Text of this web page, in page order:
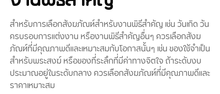
สำหรับการเลือกสังฆภัณฑ์สำหรับงานพิธีสำคัญ เช่น วันเกิด วัน
ครบรอบการแต่งงาน หรืองานพิธีสำคัญอื่นๆ ควรเลือกสังฆ
ภัณฑ์ที่มีคุณภาพดีและเหมาะสมกับโอกาสนั้นๆ เช่น ของใช้จำเป็น
สำหรับพระสงฆ์ หรือของที่ระลึกที่มีค่าทางจิตใจ ถ้าระดับงบ
ประมาณอยู่ในระดับกลาง ควรเลือกสังฆภัณฑ์ที่มีคุณภาพดีและ
ราคาเหมาะสม